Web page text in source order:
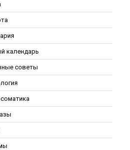
календарь
советы